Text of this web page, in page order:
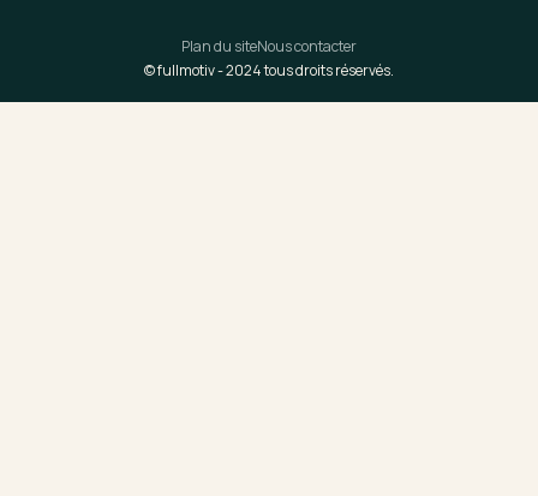
© fullmotiv -2024tous droits réservés.
Plan du siteNous contacter